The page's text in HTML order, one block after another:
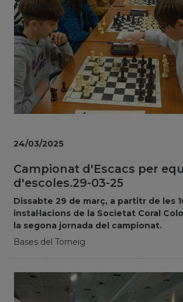
Campionat d'Escacs per
d'escoles.29-03-25
Dissabte 29 de març, a partitr de les
instal·lacions de la Societat Coral
la segona jornada del campionat.
Bases del Torneig
24/03/2025